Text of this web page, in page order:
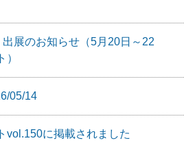
出展のお知らせ（5月20日～22
05/14
vol.150に掲載されました